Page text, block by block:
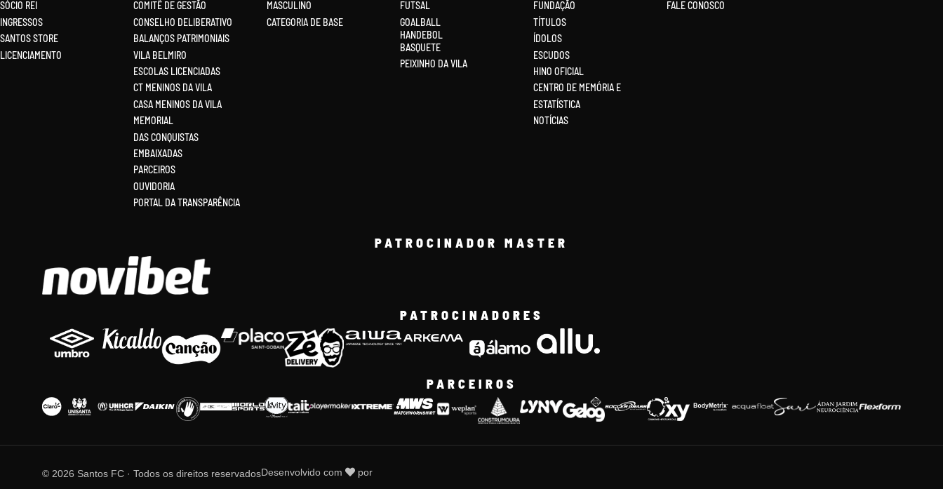
SÓCIO REI
INGRESSOS
SANTOS STORE
LICENCIAMENTO
COMITÊ DE GESTÃO
CONSELHO DELIBERATIVO
BALANÇOS PATRIMONIAIS
VILA BELMIRO
ESCOLAS LICENCIADAS
CT MENINOS DA VILA
CASA MENINOS DA VILA
MEMORIAL
DAS CONQUISTAS
EMBAIXADAS
PARCEIROS
OUVIDORIA
PORTAL DA TRANSPARÊNCIA
MASCULINO
CATEGORIA DE BASE
FUTSAL
GOALBALL
HANDEBOL
BASQUETE
PEIXINHO DA VILA
FUNDAÇÃO
TÍTULOS
ÍDOLOS
ESCUDOS
HINO OFICIAL
CENTRO DE MEMÓRIA E
ESTATÍSTICA
NOTÍCIAS
FALE CONOSCO
PATROCINADOR MASTER
PATROCINADORES
PARCEIROS
© 2026 Santos FC · Todos os direitos reservadosDesenvolvido com por